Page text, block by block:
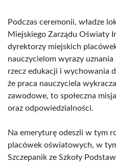
Podczas ceremonii, władze
Miejskiego Zarządu Oświaty
dyrektorzy miejskich
nauczycielom wyrazy uznania
rzecz edukacji i wychowania
że praca nauczyciela
zawodowe, to społeczna
oraz odpowiedzialności.
Na emeryturę odeszli w tym
placówek oświatowych, w
Szczepanik ze Szkoły